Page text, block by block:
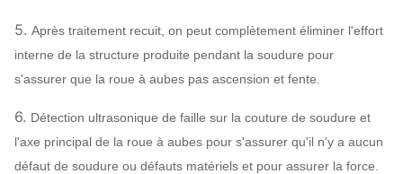
5. Après traitement recuit, on peut complètement éliminer l'effort
interne de la structure produite pendant la soudure pour
s'assurer que la roue à aubes pas ascension et fente.
6. Détection ultrasonique de faille sur la couture de soudure et
l'axe principal de la roue à aubes pour s'assurer qu'il n'y a aucun
défaut de soudure ou défauts matériels et pour assurer la force.